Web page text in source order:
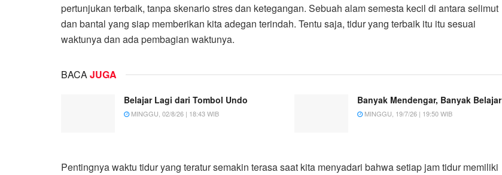
pertunjukan terbaik, tanpa skenario stres dan ketegangan. Sebuah alam semesta kecil di antara selimut
dan bantal yang siap memberikan kita adegan terindah. Tentu saja, tidur yang terbaik itu itu sesuai
waktunya dan ada pembagian waktunya.
BACAJUGA
Belajar Lagi dari Tombol Undo
MINGGU, 02/8/26 | 18:43 WIB
Banyak Mendengar, Banyak Belajar
MINGGU, 19/7/26 | 19:50 WIB
Pentingnya waktu tidur yang teratur semakin terasa saat kita menyadari bahwa setiap jam tidur memiliki